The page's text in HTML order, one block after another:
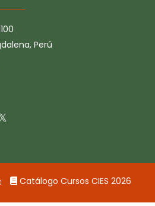
Perú
los derechos reservados
Catálogo Cursos CIES 2026